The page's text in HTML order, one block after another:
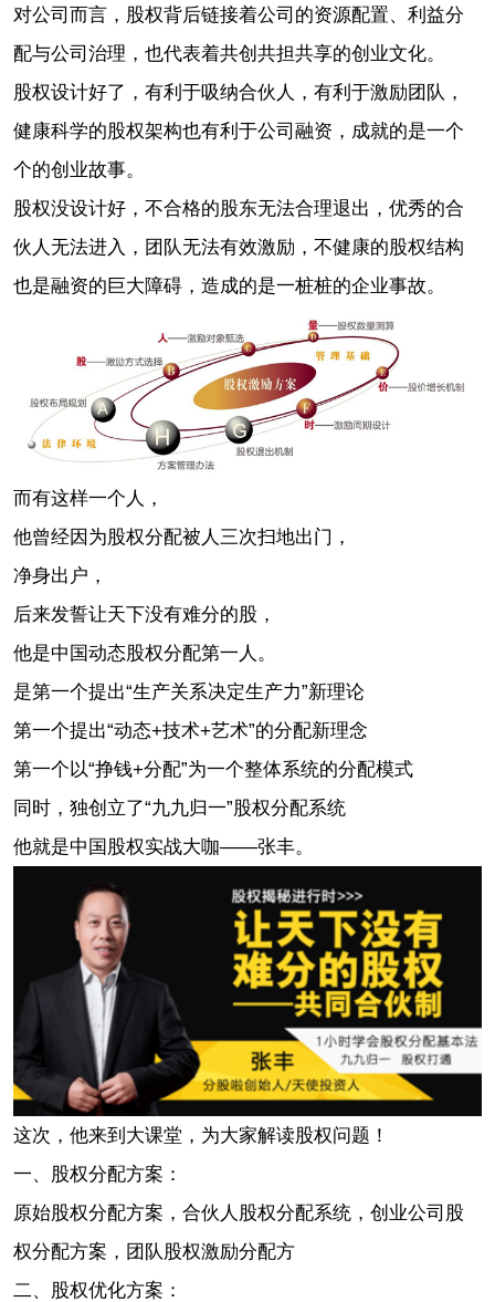
对公司而言，股权背后链接着公司的资源配置、利益分
配与公司治理，也代表着共创共担共享的创业文化。
股权设计好了，有利于吸纳合伙人，有利于激励团队，
健康科学的股权架构也有利于公司融资，成就的是一个
个的创业故事。
股权没设计好，不合格的股东无法合理退出，优秀的合
伙人无法进入，团队无法有效激励，不健康的股权结构
也是融资的巨大障碍，造成的是一桩桩的企业事故。
而有这样一个人，
他曾经因为股权分配被人三次扫地出门，
净身出户，
后来发誓让天下没有难分的股，
他是中国动态股权分配第一人。
是第一个提出“生产关系决定生产力”新理论
第一个提出“动态+技术+艺术”的分配新理念
第一个以“挣钱+分配”为一个整体系统的分配模式
同时，独创立了“九九归一”股权分配系统
他就是中国股权实战大咖——张丰。
这次，他来到大课堂，为大家解读股权问题！
一、股权分配方案：
原始股权分配方案，合伙人股权分配系统，创业公司股
权分配方案，团队股权激励分配方
二、股权优化方案：